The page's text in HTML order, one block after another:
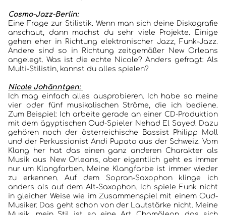
Cosmo-Jazz-Berlin:
Eine Frage zur Stilistik. Wenn man sich deine Diskografie
anschaut, dann machst du sehr viele Projekte. Einige
gehen eher in Richtung elektronischer Jazz, Funk-Jazz.
Andere sind so in Richtung zeitgemäßer New Orleans
angelegt. Was ist die echte Nicole? Anders gefragt: Als
Multi-Stilistin, kannst du alles spielen?
Nicole Johänntgen:
Ich mag einfach alles ausprobieren. Ich habe so meine
vier oder fünf musikalischen Ströme, die ich bediene.
Zum Beispiel: Ich arbeite gerade an einer CD-Produktion
mit dem ägyptischen Oud-Spieler Nehad El Sayed. Dazu
gehören noch der österreichische Bassist Philipp Moll
und der Perkussionist Andi Pupato aus der Schweiz. Vom
Klang her hat das einen ganz anderen Charakter als
Musik aus New Orleans, aber eigentlich geht es immer
nur um Klangfarben. Meine Klangfarbe ist immer wieder
zu erkennen. Auf dem Sopran-Saxophon klinge ich
anders als auf dem Alt-Saxophon. Ich spiele Funk nicht
in gleicher Weise wie im Zusammenspiel mit einem Oud-
Musiker. Das geht schon von der Lautstärke nicht. Meine